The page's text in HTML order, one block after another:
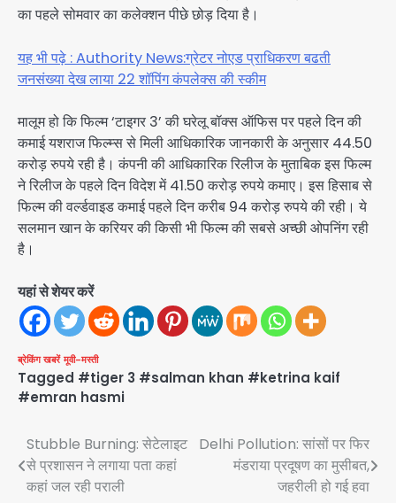
का पहले सोमवार का कलेक्शन पीछे छोड़ दिया है।
यह भी पढ़े : Authority News:ग्रेटर नोएड प्राधिकरण बढती
जनसंख्या देख लाया 22 शॉपिंग कंपलेक्स की स्कीम
मालूम हो कि फिल्म ‘टाइगर 3’ की घरेलू बॉक्स ऑफिस पर पहले दिन की
कमाई यशराज फिल्म्स से मिली आधिकारिक जानकारी के अनुसार 44.50
करोड़ रुपये रही है। कंपनी की आधिकारिक रिलीज के मुताबिक इस फिल्म
ने रिलीज के पहले दिन विदेश में 41.50 करोड़ रुपये कमाए। इस हिसाब से
फिल्म की वर्ल्डवाइड कमाई पहले दिन करीब 94 करोड़ रुपये की रही। ये
सलमान खान के करियर की किसी भी फिल्म की सबसे अच्छी ओपनिंग रही
है।
यहां से शेयर करें
ब्रेकिंग खबरें मूवी-मस्ती
Tagged #tiger 3 #salman khan #ketrina kaif
#emran hasmi
Post
navigation
Stubble Burning: सेटेलाइट
से प्रशासन ने लगाया पता कहां
कहां जल रही पराली
Delhi Pollution: सांसों पर फिर
मंडराया प्रदूषण का मुसीबत,
जहरीली हो गई हवा